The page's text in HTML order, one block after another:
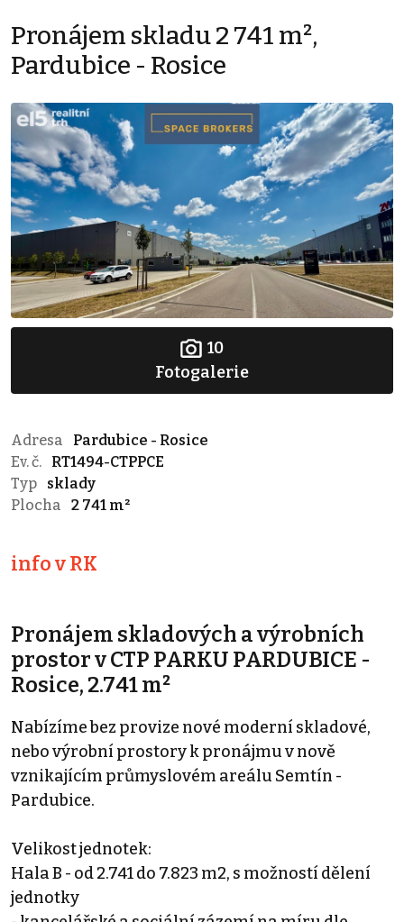
Pronájem skladu 2 741 m²,
Pardubice - Rosice
10
Fotogalerie
Adresa
Pardubice - Rosice
Ev. č.
RT1494-CTPPCE
Typ
sklady
Plocha
2 741 m²
info v RK
Pronájem skladových a výrobních
prostor v CTP PARKU PARDUBICE -
Rosice, 2.741 m²
Nabízíme bez provize nové moderní skladové,
nebo výrobní prostory k pronájmu v nově
vznikajícím průmyslovém areálu Semtín -
Pardubice.
Velikost jednotek:
Hala B - od 2.741 do 7.823 m2, s možností dělení
jednotky